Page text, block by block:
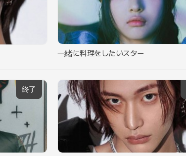
一緒に料理をしたいスター
終了